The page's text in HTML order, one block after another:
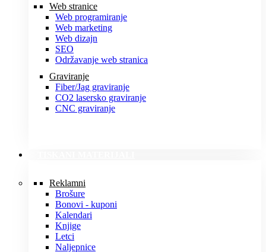
Web stranice
Web programiranje
Web marketing
Web dizajn
SEO
Održavanje web stranica
Graviranje
Fiber/Jag graviranje
CO2 lasersko graviranje
CNC graviranje
Reklamni
Brošure
Bonovi - kuponi
Kalendari
Knjige
Letci
Naljepnice